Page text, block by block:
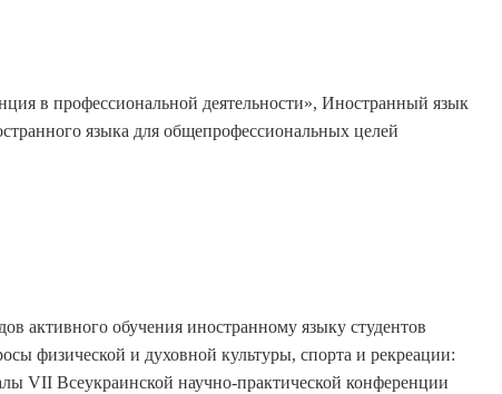
в профессиональной деятельности», Иностранный язык
языка для общепрофессиональных целей
активного обучения иностранному языку студентов
физической и духовной культуры, спорта и рекреации:
VII Всеукраинской научно-практической конференции